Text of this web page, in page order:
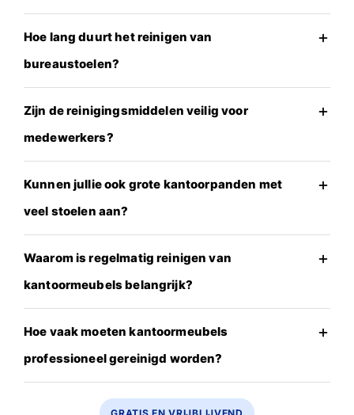
Hoe lang duurt het reinigen van
bureaustoelen?
Zijn de reinigingsmiddelen veilig voor
medewerkers?
Kunnen jullie ook grote kantoorpanden met
veel stoelen aan?
Waarom is regelmatig reinigen van
kantoormeubels belangrijk?
Hoe vaak moeten kantoormeubels
professioneel gereinigd worden?